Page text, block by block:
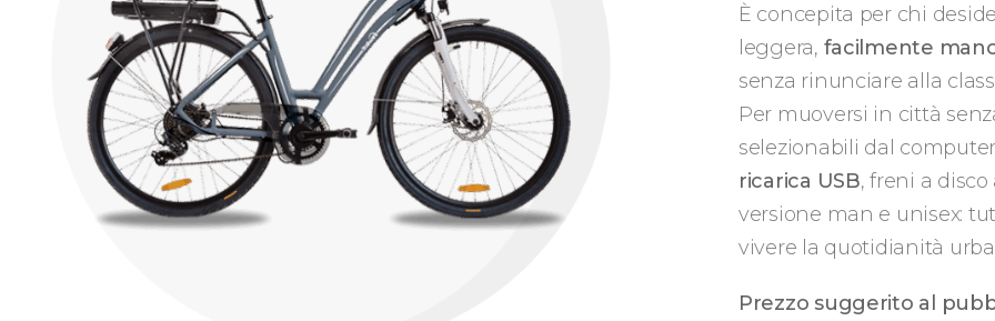
È concepita per chi
leggera, facilmente
senza rinunciare alla
Per muoversi in città
selezionabili dal
ricarica USB, freni a
versione man e unisex:
vivere la quotidianità
Prezzo suggerito al